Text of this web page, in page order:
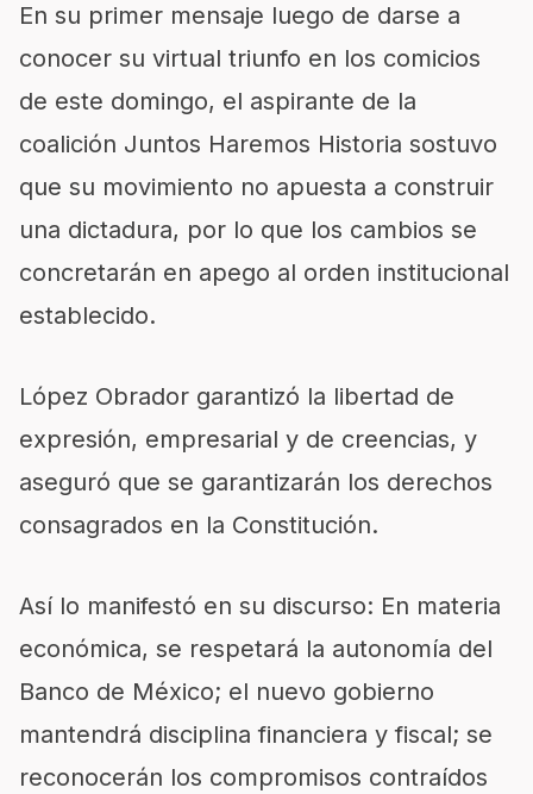
En su primer mensaje luego de darse a
conocer su virtual triunfo en los comicios
de este domingo, el aspirante de la
coalición Juntos Haremos Historia sostuvo
que su movimiento no apuesta a construir
una dictadura, por lo que los cambios se
concretarán en apego al orden institucional
establecido.
López Obrador garantizó la libertad de
expresión, empresarial y de creencias, y
aseguró que se garantizarán los derechos
consagrados en la Constitución.
Así lo manifestó en su discurso: En materia
económica, se respetará la autonomía del
Banco de México; el nuevo gobierno
mantendrá disciplina financiera y fiscal; se
reconocerán los compromisos contraídos